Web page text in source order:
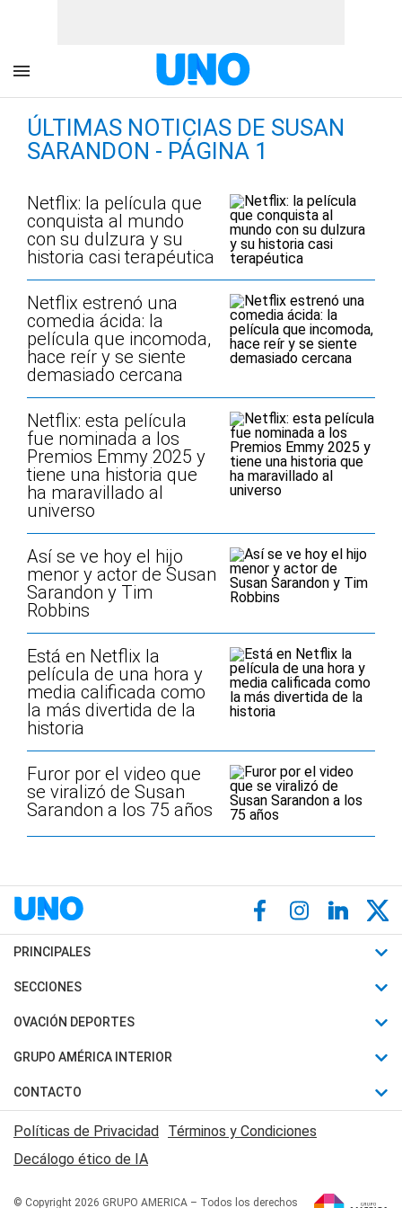
ÚLTIMAS NOTICIAS DE SUSAN
SARANDON - PÁGINA 1
Netflix: la película que
conquista al mundo
con su dulzura y su
historia casi terapéutica
Netflix estrenó una
comedia ácida: la
película que incomoda,
hace reír y se siente
demasiado cercana
Netflix: esta película
fue nominada a los
Premios Emmy 2025 y
tiene una historia que
ha maravillado al
universo
Así se ve hoy el hijo
menor y actor de Susan
Sarandon y Tim
Robbins
Está en Netflix la
película de una hora y
media calificada como
la más divertida de la
historia
Furor por el video que
se viralizó de Susan
Sarandon a los 75 años
PRINCIPALES
Últimas Noticias
Política
Judiciales
Economia
SECCIONES
Horóscopo
Motores
Trucos caseros
Series y Películas
Edictos y Solicitadas
OVACIÓN DEPORTES
Fútbol
Mundial
Automovilismo
Rugby
Básquet
GRUPO AMÉRICA INTERIOR
Canal 7 en Vivo
CONTACTO
Acerca de Nosotros
Contactanos
Políticas de Privacidad Términos y Condiciones
Decálogo ético de IA
© Copyright 2026 GRUPO AMERICA – Todos los derechos